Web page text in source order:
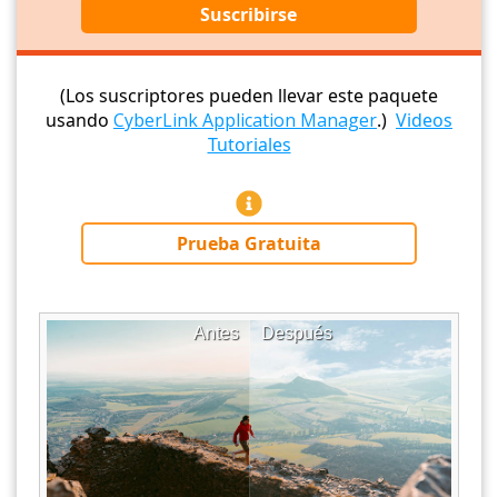
Suscribirse
(Los suscriptores pueden llevar este paquete
usando CyberLink Application Manager.) Videos
Tutoriales
Prueba Gratuita
Después
Antes